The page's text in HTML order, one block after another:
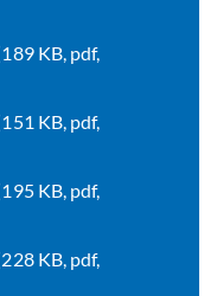
KB, pdf,
KB, pdf,
KB, pdf,
KB, pdf,